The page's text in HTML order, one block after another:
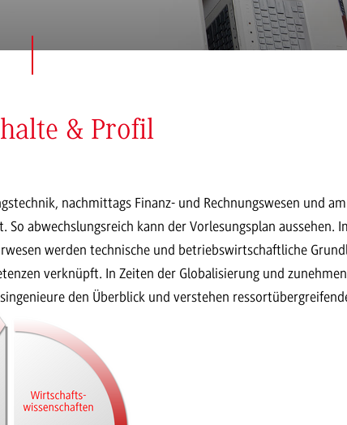
& Profil
nachmittags Finanz- und Rechnungswesen und
So abwechslungsreich kann der Vorlesungsplan aussehen.
werden technische und betriebswirtschaftliche
verknüpft. In Zeiten der Globalisierung und
den Überblick und verstehen